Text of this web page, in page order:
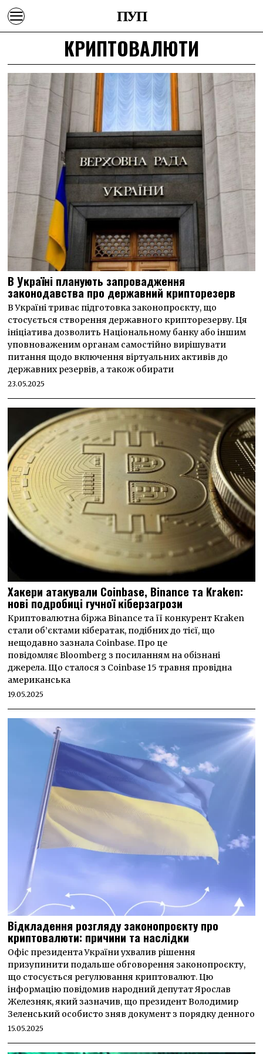
ПУП
КРИПТОВАЛЮТИ
В Україні планують запровадження
законодавства про державний крипторезерв
В Україні триває підготовка законопроєкту, що
стосується створення державного крипторезерву. Ця
ініціатива дозволить Національному банку або іншим
уповноваженим органам самостійно вирішувати
питання щодо включення віртуальних активів до
державних резервів, а також обирати
23.05.2025
Хакери атакували Coinbase, Binance та Kraken:
нові подробиці гучної кіберзагрози
Криптовалютна біржа Binance та її конкурент Kraken
стали об’єктами кібератак, подібних до тієї, що
нещодавно зазнала Coinbase. Про це
повідомляє Bloomberg з посиланням на обізнані
джерела. Що сталося з Coinbase 15 травня провідна
американська
19.05.2025
Відкладення розгляду законопроєкту про
криптовалюти: причини та наслідки
Офіс президента України ухвалив рішення
призупинити подальше обговорення законопроєкту,
що стосується регулювання криптовалют. Цю
інформацію повідомив народний депутат Ярослав
Железняк, який зазначив, що президент Володимир
Зеленський особисто зняв документ з порядку денного
15.05.2025